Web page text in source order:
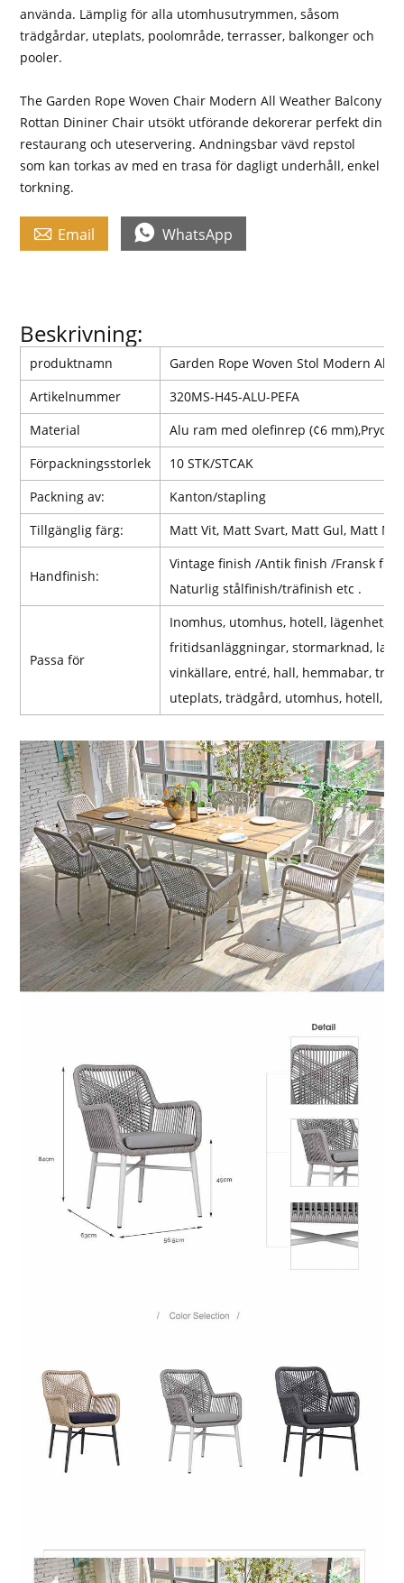
använda. Lämplig för alla utomhusutrymmen, såsom
trädgårdar, uteplats, poolområde, terrasser, balkonger och
pooler.
The Garden Rope Woven Chair Modern All Weather Balcony
Rottan Dininer Chair utsökt utförande dekorerar perfekt din
restaurang och uteservering. Andningsbar vävd repstol
som kan torkas av med en trasa för dagligt underhåll, enkel
torkning.
 Email  WhatsApp
Beskrivning:
produktnamn
Garden Rope Woven Stol Modern All
Artikelnummer
320MS-H45-ALU-PEFA
Material
Alu ram med olefinrep (¢6 mm),
Förpackningsstorlek
10 STK/STCAK
Packning av:
Kanton/stapling
Tillgänglig färg:
Matt Vit, Matt Svart, Matt Gul, Matt
Handfinish:
Vintage finish /Antik finish /Fransk
Naturlig stålfinish/träfinish etc .
Passa för
Inomhus, utomhus, hotell, lägenhet,
fritidsanläggningar, stormarknad,
vinkällare, entré, hall, hemmabar,
uteplats, trädgård, utomhus, hotell,